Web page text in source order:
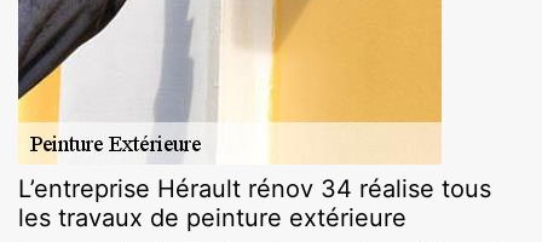
L’entreprise Hérault rénov 34 réalise tous
les travaux de peinture extérieure